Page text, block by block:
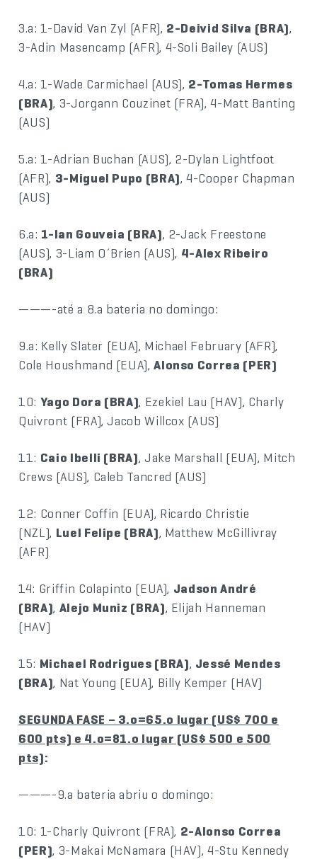
3.a: 1-David Van Zyl (AFR), 2-Deivid Silva (BRA),
3-Adin Masencamp (AFR), 4-Soli Bailey (AUS)
4.a: 1-Wade Carmichael (AUS), 2-Tomas Hermes
(BRA), 3-Jorgann Couzinet (FRA), 4-Matt Banting
(AUS)
5.a: 1-Adrian Buchan (AUS), 2-Dylan Lightfoot
(AFR), 3-Miguel Pupo (BRA), 4-Cooper Chapman
(AUS)
6.a: 1-Ian Gouveia (BRA), 2-Jack Freestone
(AUS), 3-Liam O´Brien (AUS), 4-Alex Ribeiro
(BRA)
———-até a 8.a bateria no domingo:
9.a: Kelly Slater (EUA), Michael February (AFR),
Cole Houshmand (EUA),Alonso Correa (PER)
10: Yago Dora (BRA), Ezekiel Lau (HAV), Charly
Quivront (FRA), Jacob Willcox (AUS)
11: Caio Ibelli (BRA), Jake Marshall (EUA), Mitch
Crews (AUS), Caleb Tancred (AUS)
12: Conner Coffin (EUA), Ricardo Christie
(NZL), Luel Felipe (BRA), Matthew McGillivray
(AFR)
14: Griffin Colapinto (EUA), Jadson André
(BRA), Alejo Muniz (BRA), Elijah Hanneman
(HAV)
15: Michael Rodrigues (BRA), Jessé Mendes
(BRA), Nat Young (EUA), Billy Kemper (HAV)
SEGUNDA FASE – 3.o=65.o lugar (US$ 700 e
600 pts) e 4.o=81.o lugar (US$ 500 e 500
pts):
———-9.a bateria abriu o domingo:
10: 1-Charly Quivront (FRA), 2-Alonso Correa
(PER), 3-Makai McNamara (HAV), 4-Stu Kennedy